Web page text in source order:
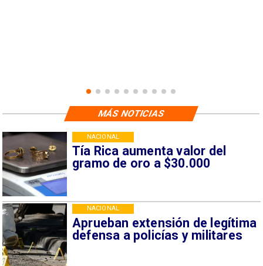
Tía Rica aumenta valor del
gramo de oro a $30.000
NACIONAL
Aprueban extensión de legítima
defensa a policías y militares
NACIONAL
MÁS NOTICIAS